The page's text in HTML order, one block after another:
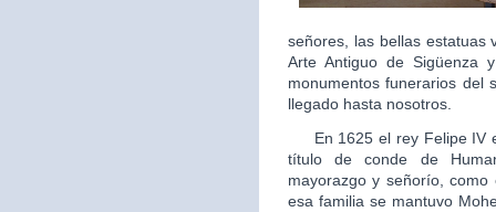
señores, las bellas estatuas
Arte Antiguo de Sigüenza
monumentos funerarios del
llegado hasta nosotros.
En 1625 el rey Felipe IV
título de conde de
mayorazgo y señorío,
esa familia se mantuvo